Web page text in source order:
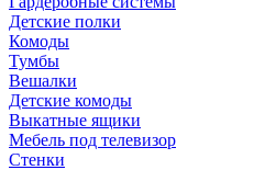
Детские полки
Комоды
Тумбы
Вешалки
Детские комоды
Выкатные ящики
Мебель под телевизор
Стенки